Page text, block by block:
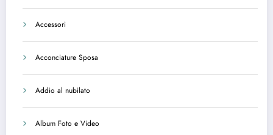
Accessori
Acconciature Sposa
Addio al nubilato
Album Foto e Video